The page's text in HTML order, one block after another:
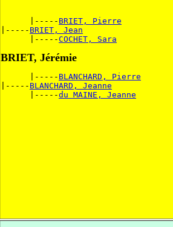
      |-----
BRIET, Pierre
|----- BRIET, Jean
      |-----
COCHET, Sara
BRIET, Jérémie
      |-----
BLANCHARD, Pierre
|----- BLANCHARD, Jeanne
      |-----
du MAINE, Jeanne